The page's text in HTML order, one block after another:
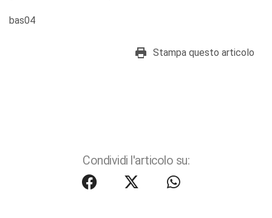
bas04
Stampa questo articolo
Condividi l'articolo su: